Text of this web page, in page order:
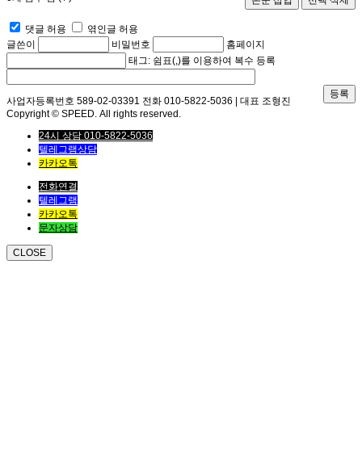
댓글 허용
엮인글 허용
글쓴이
비밀번호
홈페이지
태그: 쉼표(,)를 이용하여 복수 등록
등록
사업자등록번호 589-02-03391 전화 010-5822-5036 | 대표 조형진
Copyright © SPEED. All rights reserved.
24시 상담 010-5822-5036
텔레그램상담
카카오톡
전화연결
텔레그램
카카오톡
문자상담
CLOSE